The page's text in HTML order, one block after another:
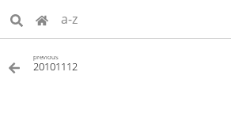
a-z
previous
20101112